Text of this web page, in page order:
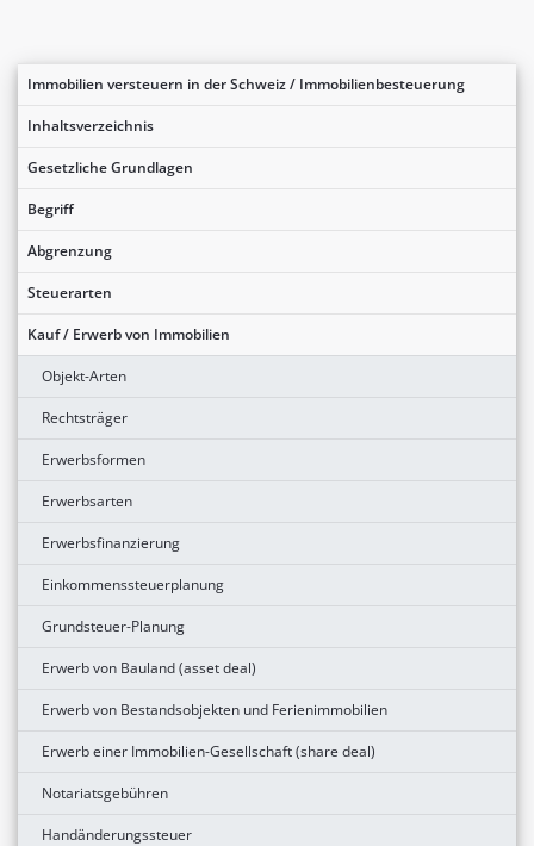
Immobilien versteuern in der Schweiz / Immobilienbesteuerung
Inhaltsverzeichnis
Gesetzliche Grundlagen
Begriff
Abgrenzung
Steuerarten
Kauf / Erwerb von Immobilien
Objekt-Arten
Rechtsträger
Erwerbsformen
Erwerbsarten
Erwerbsfinanzierung
Einkommenssteuerplanung
Grundsteuer-Planung
Erwerb von Bauland (asset deal)
Erwerb von Bestandsobjekten und Ferienimmobilien
Erwerb einer Immobilien-Gesellschaft (share deal)
Notariatsgebühren
Handänderungssteuer